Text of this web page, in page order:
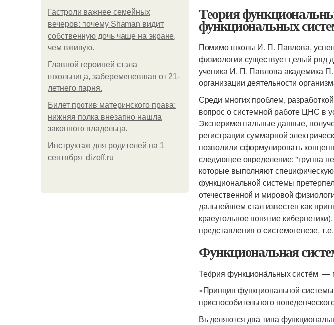
Гастроли важнее семейных
вечеров: почему Shaman видит
собственную дочь чаще на экране,
чем вживую.
Главной героиней стала
школьница, забеременевшая от 21-
летнего парня.
Билет против материнского права:
нижняя полка внезапно нашла
законного владельца.
Инструктаж для родителей на 1
сентября. dizoff.ru
Теория
функциональных
Помимо школы И. П. Павлова,
физиологии существует целый ряд
ученика И. П. Павлова академика
организации деятельности
Среди многих проблем,
вопрос о системной работе ЦНС в
Экспериментальные данные,
регистрации суммарной
позволили сформулировать
следующее определение: "группа
которые выполняют
функциональной системы
отечественной и мировой
дальнейшем стал известен как
краеугольное понятие
представления о системогенезе,
Функциональная
Тео́рия функциона́льных систе́м —
«Принцип функциональной
приспособительного
Выделяются два типа